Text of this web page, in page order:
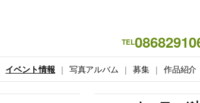
TEL
イベント情報 写真アルバム 募集 作品紹介